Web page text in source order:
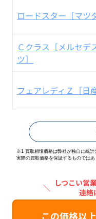
ロードスター［マツ
Ｃクラス［メルセデ
ツ］
フェアレディＺ［日産
※1 買取相場価格は弊社が独自に統計
実際の買取価格を保証するものではあ
＼ しつこい営
連絡
この価格以